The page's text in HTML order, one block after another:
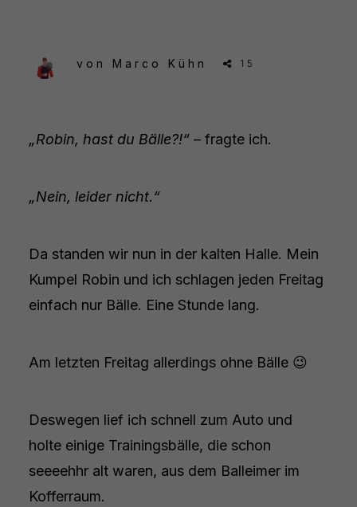
von Marco Kühn 15
„Robin, hast du Bälle?!“– fragte ich.
„Nein, leider nicht.“
Da standen wir nun in der kalten Halle. Mein
Kumpel Robin und ich schlagen jeden Freitag
einfach nur Bälle. Eine Stunde lang.
Am letzten Freitag allerdings ohne Bälle 😉
Deswegen lief ich schnell zum Auto und
holte einige Trainingsbälle, die schon
seeeehhr alt waren, aus dem Balleimer im
Kofferraum.